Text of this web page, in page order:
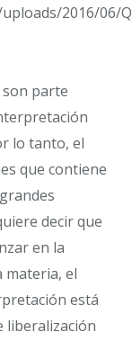
2016/06/
son parte
lo tanto, el
que contiene
decir que
en la
materia, el
está
liberalización